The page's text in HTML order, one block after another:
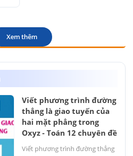
Xem thêm
Viết phương trình đường
thẳng là giao tuyến của
hai mặt phẳng trong
Oxyz - Toán 12 chuyên đề
Viết phương trình đường thẳng